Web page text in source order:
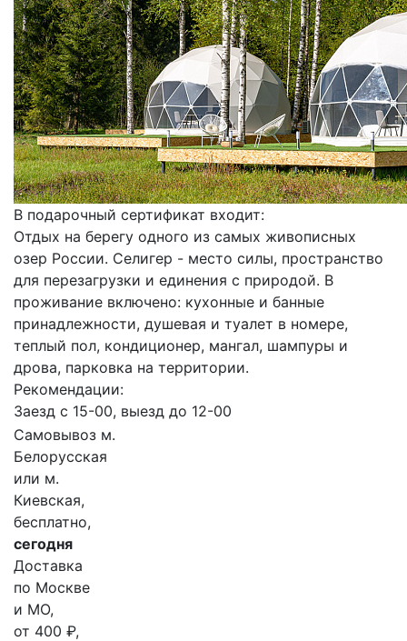
В подарочный сертификат входит:
Отдых на берегу одного из самых живописных
озер России. Селигер - место силы, пространство
для перезагрузки и единения с природой. В
проживание включено: кухонные и банные
принадлежности, душевая и туалет в номере,
теплый пол, кондиционер, мангал, шампуры и
дрова, парковка на территории.
Рекомендации:
Заезд с 15-00, выезд до 12-00
Самовывоз м.
Белорусская
или м.
Киевская,
бесплатно,
сегодня
Доставка
по Москве
и МО,
от 400 ₽,